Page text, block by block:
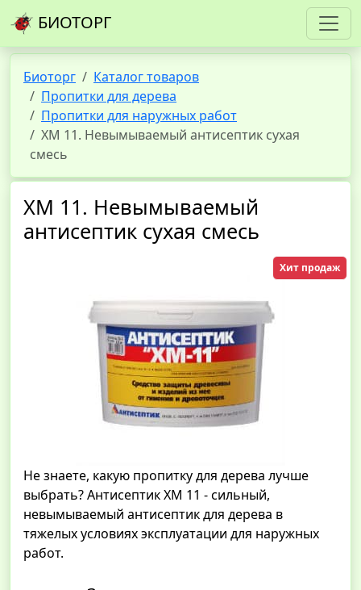
БИОТОРГ
Биоторг
Каталог товаров
Пропитки для дерева
Пропитки для наружных работ
ХМ 11. Невымываемый антисептик сухая
смесь
ХМ 11. Невымываемый
антисептик сухая смесь
Хит продаж
Не знаете, какую пропитку для дерева лучше
выбрать? Антисептик ХМ 11 - сильный,
невымываемый антисептик для дерева в
тяжелых условиях эксплуатации для наружных
работ.